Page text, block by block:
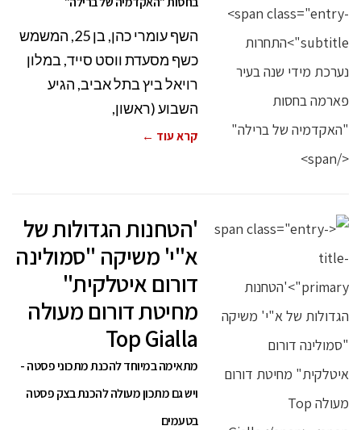
השף עומרי כהן, בן 25, המשמש
כשף מסעדת ווסט סייד, במלון
רויאל ביץ בתל אביב, הגיע
השבוע (ראשון,
קרא עוד ←
'הטחנות הגדולות של
א"י' משיקה "סמולינה
דורום איטלקית"
מחיטת דורום מעולה
Top Gialla
מתאימה במיוחד להכנת מתכוני פסטה -
ויש גם מתכון מעולה להכנת בצק פסטה
בטעמים